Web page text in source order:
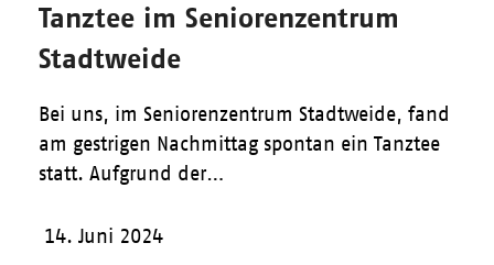
Tanztee im Seniorenzentrum
Stadtweide
Bei uns, im Seniorenzentrum Stadtweide, fand
am gestrigen Nachmittag spontan ein Tanztee
statt. Aufgrund der…
14. Juni 2024